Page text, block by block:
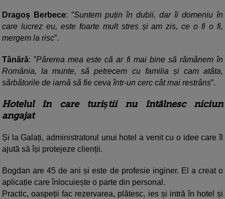
Dragoș Berbece: ”Suntem puțin în dubii, dar îi domeniu în
care lucrez eu, este foarte mult stres și am zis, ce o fi o fi,
mergem la risc”.
Tânără: ”Părerea mea este că ar fi mai bine să rămânem în
România, la munte, să petrecem cu familia și cam atâta,
sărbătorile de iarnă să fie ceva într-un cerc cât mai restrâns”.
Hotelul în care turiștii nu întâlnesc niciun
angajat
Și la Galați, administratorul unui hotel a venit cu o idee care îl
ajută să își protejeze clienții.
Bogdan are 45 de ani și este de profesie inginer. El a creat o
aplicație care înlocuiește o parte din personal.
Practic, oaspeții fac rezervarea, plătesc, ies și intră în hotel și